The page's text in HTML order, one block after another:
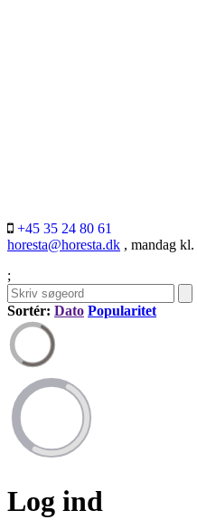
+45 35 24 80 61
horesta@horesta.dk , mandag
;
Sortér: Dato Popularitet
Log ind